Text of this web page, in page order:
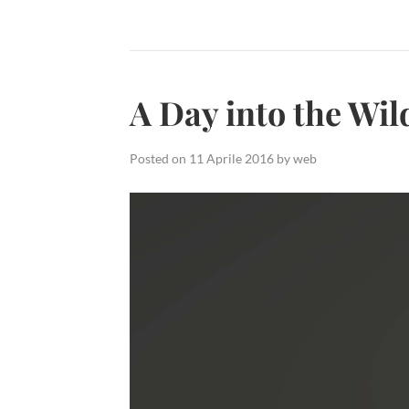
Shoes”
A Day into the
Posted on 11 Aprile 2016 byweb